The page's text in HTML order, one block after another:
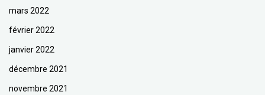
mars 2022
février 2022
janvier 2022
décembre 2021
novembre 2021